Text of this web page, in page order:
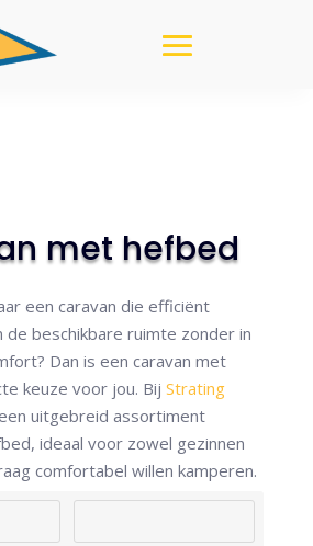
met hefbed
een caravan die efficiënt
de beschikbare ruimte zonder in
Dan is een caravan met
keuze voor jou. Bij Strating
uitgebreid assortiment
ideaal voor zowel gezinnen
comfortabel willen kamperen.